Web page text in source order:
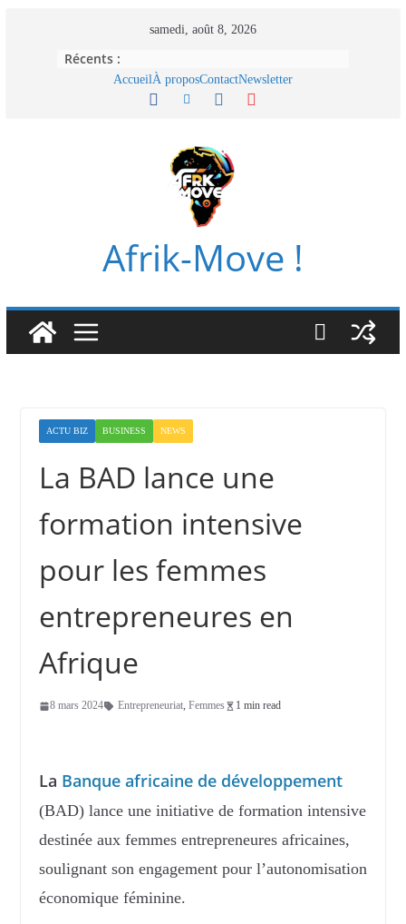
samedi, août 8, 2026
Récents :
AccueilÀ proposContactNewsletter
Afrik-Move !
ACTU BIZ BUSINESS NEWS
La BAD lance une
formation intensive
pour les femmes
entrepreneures en
Afrique
8 mars 2024 Entrepreneuriat, Femmes 1 min read
La Banque africaine de développement
(BAD) lance une initiative de formation intensive
destinée aux femmes entrepreneures africaines,
soulignant son engagement pour l’autonomisation
économique féminine.